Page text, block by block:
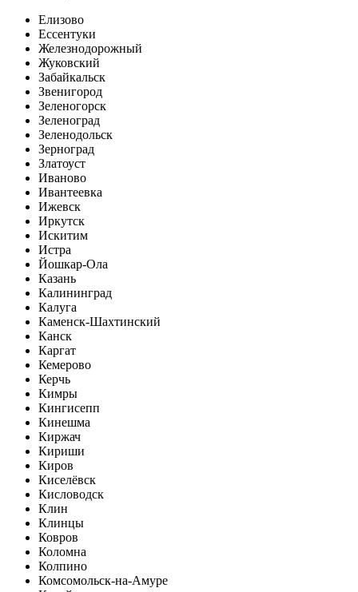
Елизово
Ессентуки
Железнодорожный
Жуковский
Забайкальск
Звенигород
Зеленогорск
Зеленоград
Зеленодольск
Зерноград
Златоуст
Иваново
Ивантеевка
Ижевск
Иркутск
Искитим
Истра
Йошкар-Ола
Казань
Калининград
Калуга
Каменск-Шахтинский
Канск
Каргат
Кемерово
Керчь
Кимры
Кингисепп
Кинешма
Киржач
Кириши
Киров
Киселёвск
Кисловодск
Клин
Клинцы
Ковров
Коломна
Колпино
Комсомольск-на-Амуре